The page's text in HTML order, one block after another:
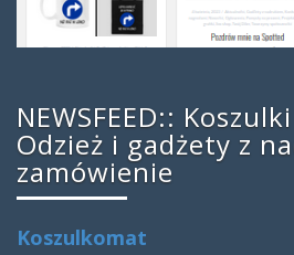
NEWSFEED::
Odzież i gadżety z
zamówienie
Koszulkomat